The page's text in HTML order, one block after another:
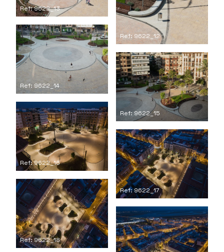
Ref: 9622_12
Ref: 9622_13
Ref: 9622_14
Ref: 9622_15
Ref: 9622_16
Ref: 9622_17
Ref: 9622_18